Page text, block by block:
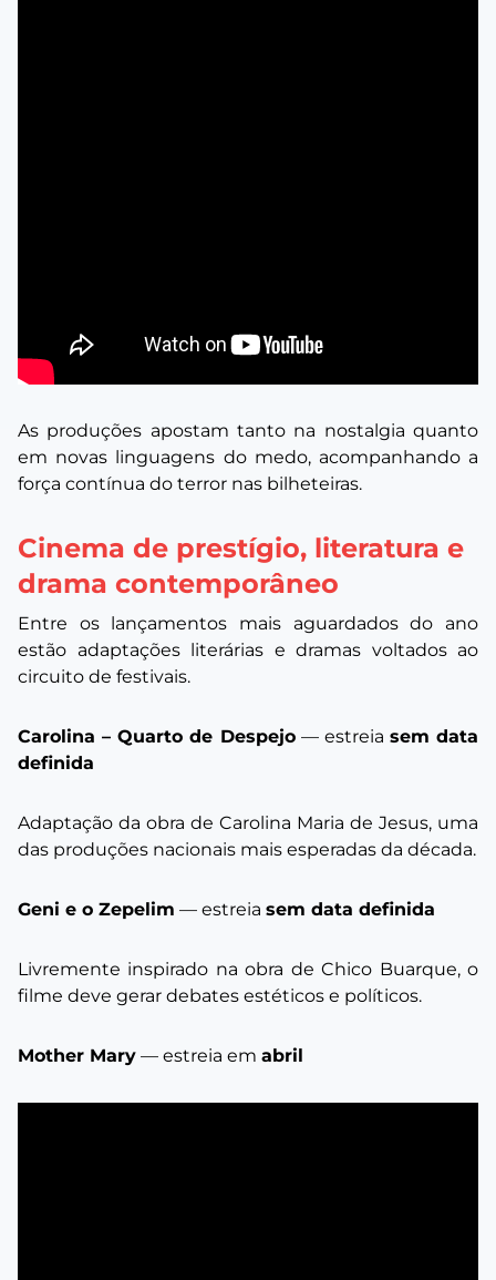
As produções apostam tanto na nostalgia quanto
em novas linguagens do medo, acompanhando a
força contínua do terror nas bilheteiras.
Cinema de prestígio, literatura e
drama contemporâneo
Entre os lançamentos mais aguardados do ano
estão adaptações literárias e dramas voltados ao
circuito de festivais.
Carolina – Quarto de Despejo— estreia sem data
definida
Adaptação da obra de Carolina Maria de Jesus, uma
das produções nacionais mais esperadas da década.
Geni e o Zepelim — estreia sem data definida
Livremente inspirado na obra de Chico Buarque, o
filme deve gerar debates estéticos e políticos.
Mother Mary — estreia em abril